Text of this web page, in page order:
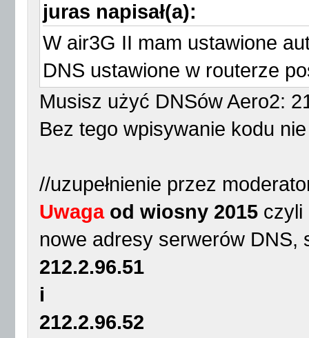
juras napisał(a):
W air3G II mam ustawione
DNS ustawione w routerze
Musisz użyć DNSów Aero2:
Bez tego wpisywanie kodu
//uzupełnienie przez
Uwagaod wiosny 2015 czyli
nowe adresy serwerów DNS,
212.2.96.51
i
212.2.96.52